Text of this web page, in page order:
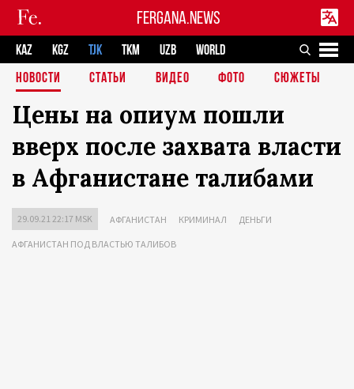
FERGANA.NEWS
KAZ KGZ TJK TKM UZB
WORLD
НОВОСТИ
СТАТЬИ ВИДЕО ФОТО СЮЖЕТЫ
Цены на опиум пошли
вверх после захвата власти
в Афганистане талибами
29.09.21 22:17 MSK АФГАНИСТАН КРИМИНАЛ ДЕНЬГИ
АФГАНИСТАН ПОД ВЛАСТЬЮ ТАЛИБОВ